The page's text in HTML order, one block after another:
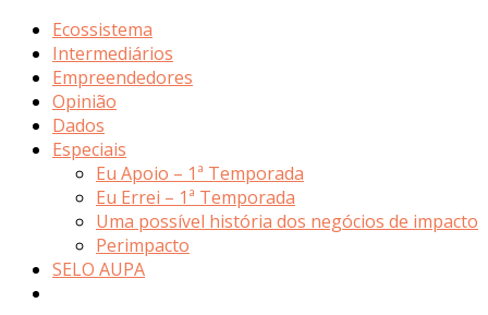
Ecossistema
Intermediários
Empreendedores
Opinião
Dados
Especiais
Eu Apoio – 1ª Temporada
Eu Errei – 1ª Temporada
Uma possível história dos negócios de impacto
Perimpacto
SELO AUPA